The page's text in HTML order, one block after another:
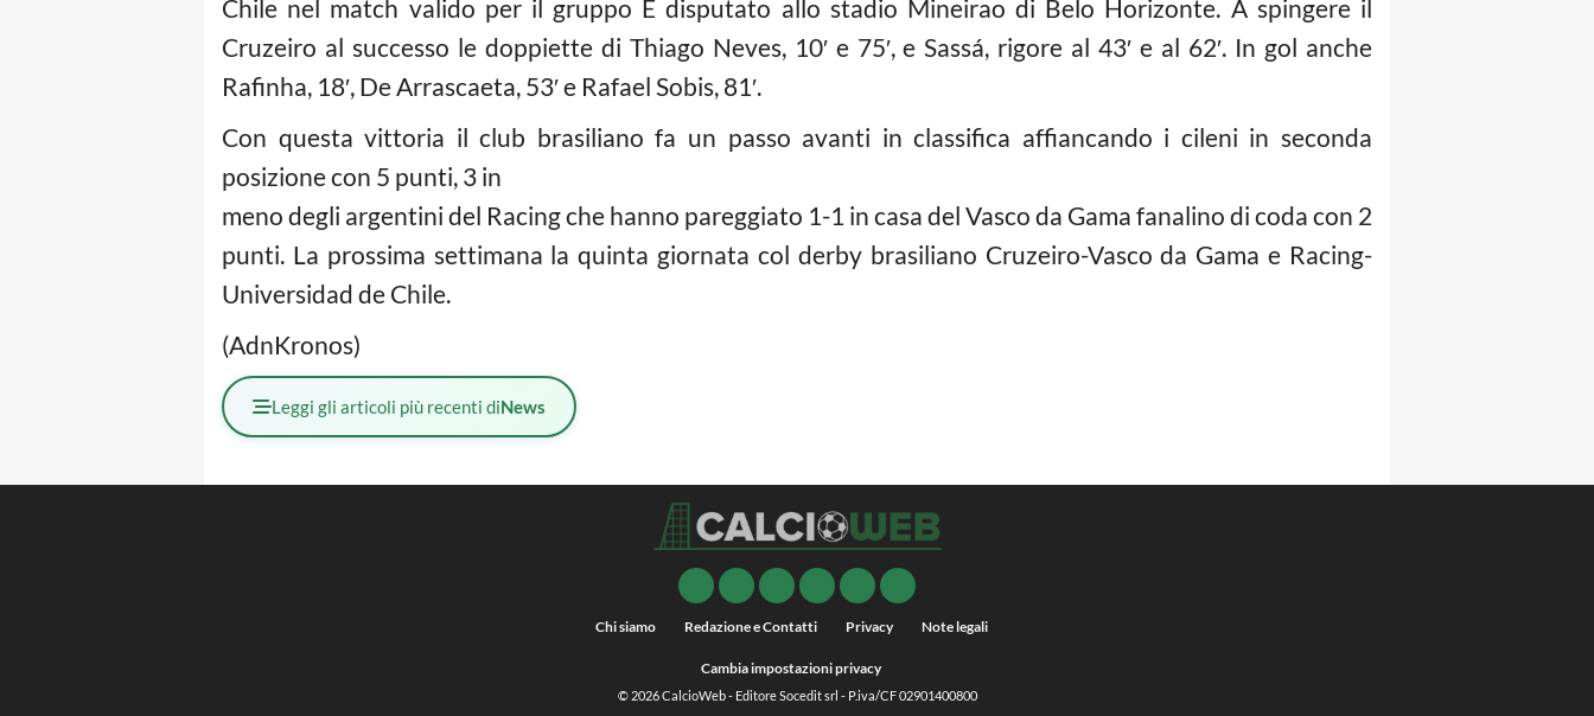
Chile nel match valido per il gruppo E disputato allo stadio Mineirao di Belo Horizonte. A spingere il
Cruzeiro al successo le doppiette di Thiago Neves, 10′ e 75′, e Sassá, rigore al 43′ e al 62′. In gol anche
Rafinha, 18′, De Arrascaeta, 53′ e Rafael Sobis, 81′.
Con questa vittoria il club brasiliano fa un passo avanti in classifica affiancando i cileni in seconda
posizione con 5 punti, 3 in
meno degli argentini del Racing che hanno pareggiato 1-1 in casa del Vasco da Gama fanalino di coda con 2
punti. La prossima settimana la quinta giornata col derby brasiliano Cruzeiro-Vasco da Gama e Racing-
Universidad de Chile.
(AdnKronos)
Leggi gli articoli più recenti diNews
Chi siamo Redazione e Contatti Privacy Note legali
Cambia impostazioni privacy
© 2026CalcioWeb- Editore Socedit srl - P.iva/CF 02901400800